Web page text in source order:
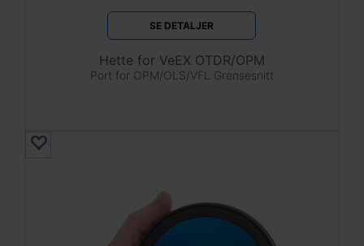
SE DETALJER
Hette for VeEX OTDR/OPM
Port for OPM/OLS/VFL Grensesnitt